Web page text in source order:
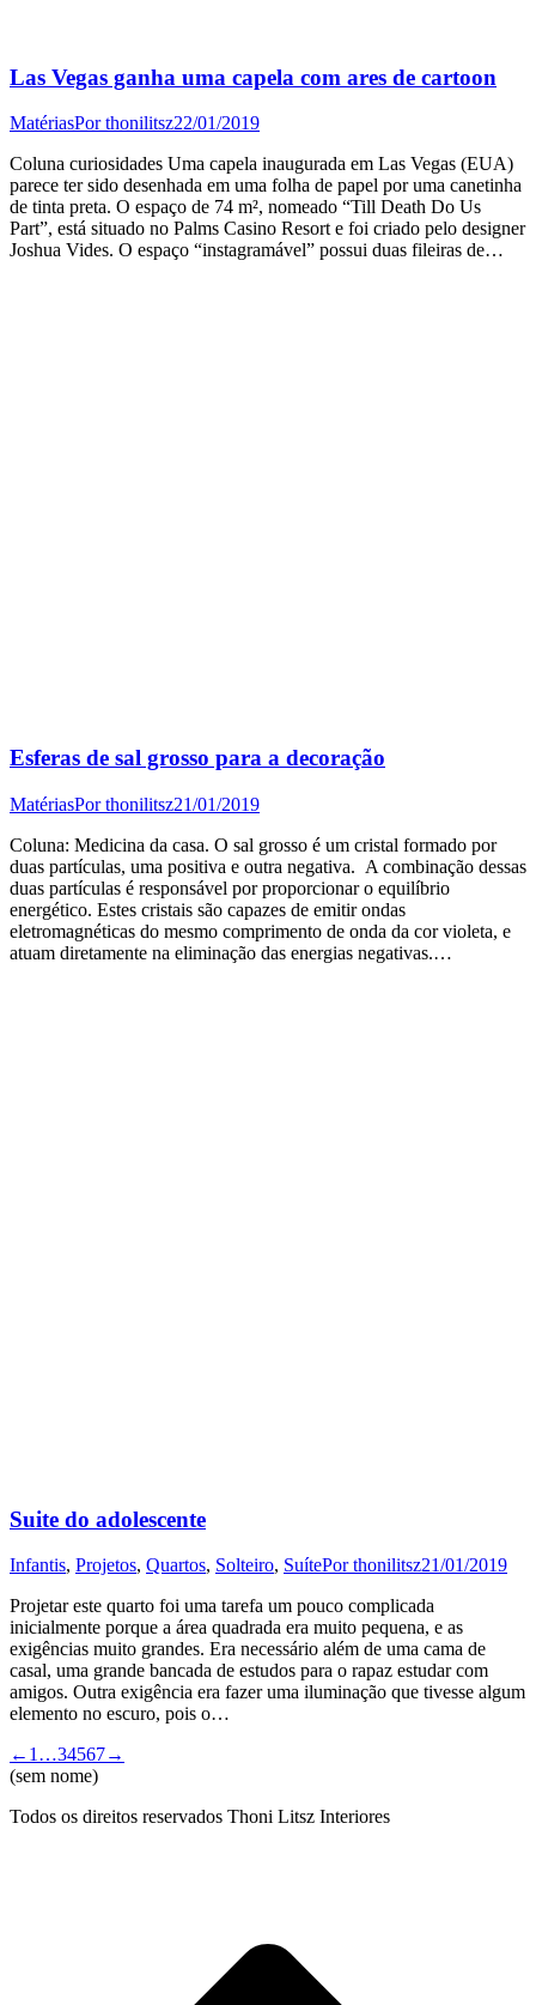
Las Vegas ganha uma capela com ares de cartoon
MatériasPorthonilitsz22/01/2019
Coluna curiosidades Uma capela inaugurada em Las Vegas (EUA)
parece ter sido desenhada em uma folha de papel por uma canetinha
de tinta preta. O espaço de 74 m², nomeado “Till Death Do Us
Part”, está situado no Palms Casino Resort e foi criado pelo designer
Joshua Vides. O espaço “instagramável” possui duas fileiras de…
Esferas de sal grosso para a decoração
MatériasPorthonilitsz21/01/2019
Coluna: Medicina da casa. O sal grosso é um cristal formado por
duas partículas, uma positiva e outra negativa. A combinação dessas
duas partículas é responsável por proporcionar o equilíbrio
energético. Estes cristais são capazes de emitir ondas
eletromagnéticas do mesmo comprimento de onda da cor violeta, e
atuam diretamente na eliminação das energias negativas.…
Suite do adolescente
Infantis, Projetos, Quartos, Solteiro, SuítePorthonilitsz21/01/2019
Projetar este quarto foi uma tarefa um pouco complicada
inicialmente porque a área quadrada era muito pequena, e as
exigências muito grandes. Era necessário além de uma cama de
casal, uma grande bancada de estudos para o rapaz estudar com
amigos. Outra exigência era fazer uma iluminação que tivesse algum
elemento no escuro, pois o…
← 1 …34567→
(sem nome)
Todos os direitos reservados Thoni Litsz Interiores